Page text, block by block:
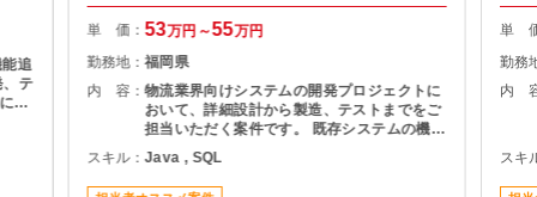
追
、テ
し
単 価：53万円～55万円
勤務地：福岡県
内 容：物流業界向けシステムの開発プロジェクトに
おいて、詳細設計から製造、テストまでをご
担当いただく案件です。 既存システムの機能
追加や改修を中心に対応いただき、長期的に
プロジェクトへ参画できる環境となっていま
す。 物流システムの経験がなくても、Java
スキル：Java , SQL
援
単
勤務
内
スキ